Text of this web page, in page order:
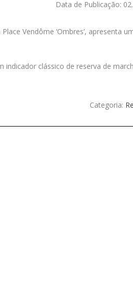
Data de Publicação:
Vendôme ‘Ombres’, apresenta
clássico de reserva de
Categoria: